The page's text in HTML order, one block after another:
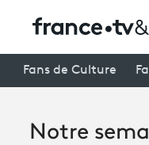
Festivals
Fans de Culture
Notre